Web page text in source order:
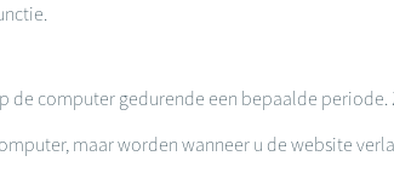
de computer gedurende een bepaalde
maar worden wanneer u de website